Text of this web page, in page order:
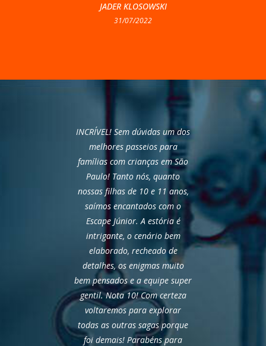
JADER KLOSOWSKI
31/07/2022
INCRÍVEL! Sem dúvidas um dos
melhores passeios para
famílias com crianças em São
Paulo! Tanto nós, quanto
nossas filhas de 10 e 11 anos,
saímos encantados com o
Escape Júnior. A estória é
intrigante, o cenário bem
elaborado, recheado de
detalhes, os enigmas muito
bem pensados e a equipe super
gentil. Nota 10! Com certeza
voltaremos para explorar
todas as outras sagas porque
foi demais! Parabéns para